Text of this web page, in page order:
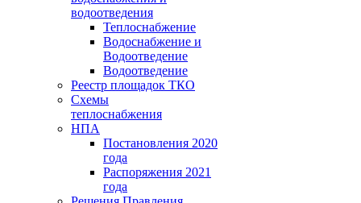
водоотведения
Теплоснабжение
Водоснабжение и
Водоотведение
Водоотведение
Реестр площадок ТКО
Схемы
теплоснабжения
НПА
Постановления 2020
года
Распоряжения 2021
года